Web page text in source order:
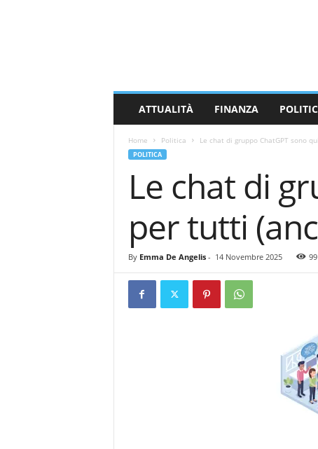
ATTUALITÀ FINANZA
Home Politica Le chat di gruppo ChatGPT sono
POLITICA
Le chat di
per tutti
By Emma De Angelis- 14 Novembre 2025 99